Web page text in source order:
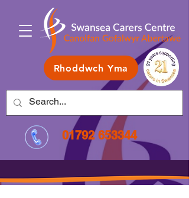
Rhoddwch Yma
01792 653344